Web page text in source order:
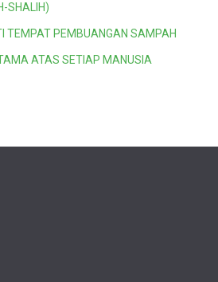
SHALIH)
TEMPAT PEMBUANGAN SAMPAH
ATAS SETIAP MANUSIA